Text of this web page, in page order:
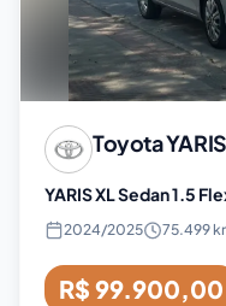
ToyotaYARIS
YARIS XL Sedan 1.5
2024/2025 75.499
R$ 99.900,00